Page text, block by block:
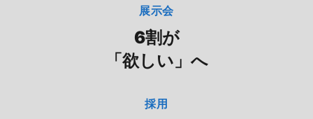
展示会
6割が
「欲しい」へ
採用